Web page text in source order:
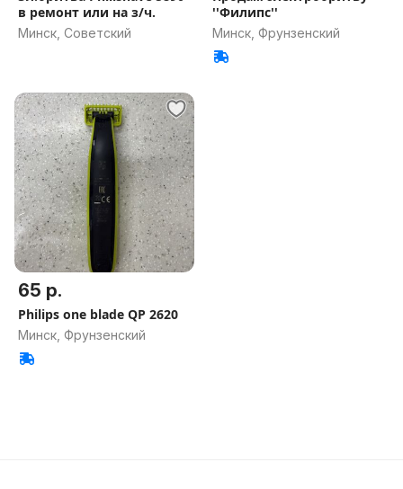
в ремонт или на з/ч.
Минск, Советский
''Филипс''
Минск, Фрунзенский
65 р.
Philips one blade QP 2620
Минск, Фрунзенский